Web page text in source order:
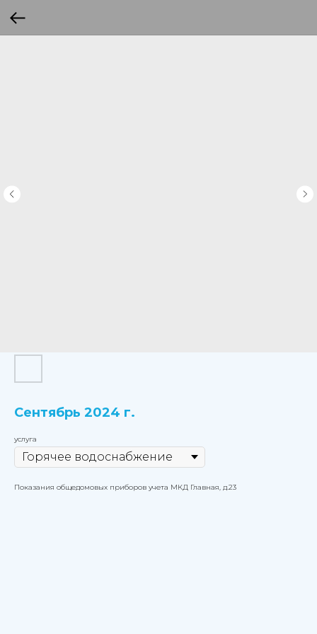
Сентябрь 2024 г.
услуга
Показания общедомовых приборов учета МКД Главная, д.23